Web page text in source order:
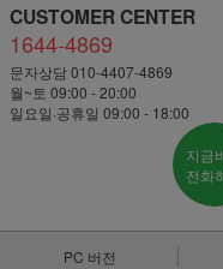
CUSTOMER CENTER
1644-4869
문자상담 010-4407-4869
월~토 09:00 - 20:00
일요일·공휴일 09:00 - 18:00
지금
전화
PC 버전